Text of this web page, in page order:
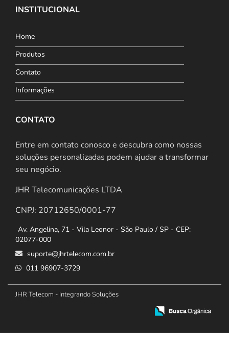
INSTITUCIONAL
Home
Produtos
Contato
Informações
CONTATO
Entre em contato conosco e descubra como nossas
soluções personalizadas podem ajudar a transformar
seu negócio.
JHR Telecomunicações LTDA
CNPJ: 20712650/0001-77
Av. Angelina, 71 - Vila Leonor - São Paulo / SP - CEP:
02077-000
suporte@jhrtelecom.com.br
011 96907-3729
JHR Telecom - Integrando Soluções